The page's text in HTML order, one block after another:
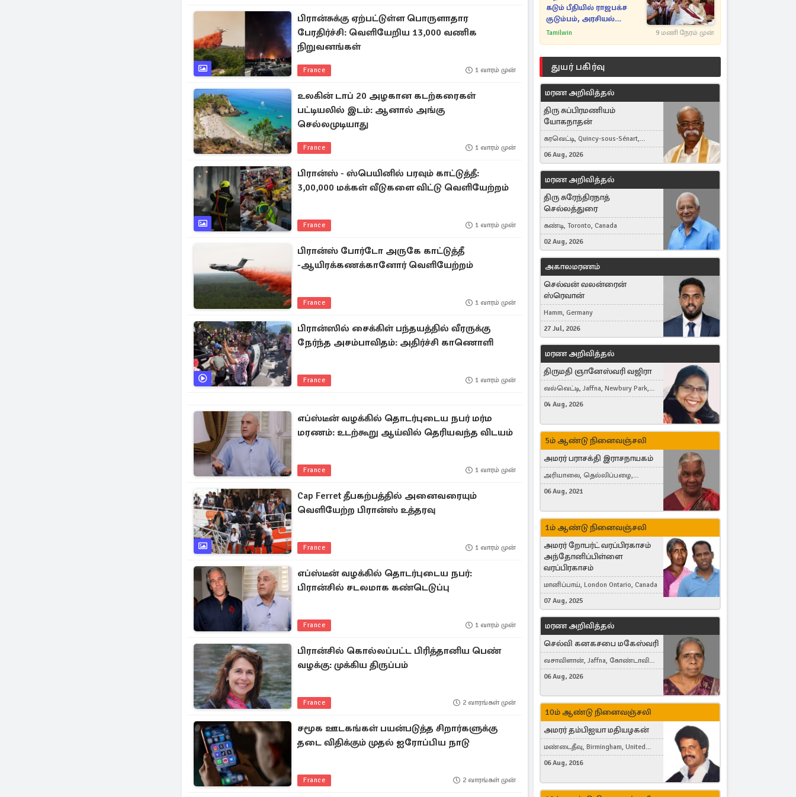
பிரான்சுக்கு ஏற்பட்டுள்ள பொருளாதார
பேரதிர்ச்சி: வெளியேறிய 13,000 வணிக
நிறுவனங்கள்
France 1 வாரம் முன்
உலகின் டாப் 20 அழகான கடற்கரைகள்
பட்டியலில் இடம்: ஆனால் அங்கு
செல்லமுடியாது
France 1 வாரம் முன்
பிரான்ஸ் - ஸ்பெயினில் பரவும் காட்டுத்தீ:
3,00,000 மக்கள் வீடுகளை விட்டு வெளியேற்றம்
France 1 வாரம் முன்
பிரான்ஸ் போர்டோ அருகே காட்டுத்தீ
-ஆயிரக்கணக்கானோர் வெளியேற்றம்
France 1 வாரம் முன்
பிரான்ஸில் சைக்கிள் பந்தயத்தில் வீரருக்கு
நேர்ந்த அசம்பாவிதம்: அதிர்ச்சி காணொளி
France 1 வாரம் முன்
எப்ஸ்டீன் வழக்கில் தொடர்புடைய நபர் மர்ம
மரணம்: உடற்கூறு ஆய்வில் தெரியவந்த விடயம்
France 1 வாரம் முன்
Cap Ferret தீபகற்பத்தில் அனைவரையும்
வெளியேற்ற பிரான்ஸ் உத்தரவு
France 1 வாரம் முன்
எப்ஸ்டீன் வழக்கில் தொடர்புடைய நபர்:
பிரான்சில் சடலமாக கண்டெடுப்பு
France 1 வாரம் முன்
பிரான்சில் கொல்லப்பட்ட பிரித்தானிய பெண்
வழக்கு: முக்கிய திருப்பம்
France 2 வாரங்கள் முன்
சமூக ஊடகங்கள் பயன்படுத்த சிறார்களுக்கு
தடை விதிக்கும் முதல் ஐரோப்பிய நாடு
France 2 வாரங்கள் முன்
கடும் பீதியில் ராஜபக்ச
குடும்பம், அரசியல்
நட்புகள்
Tamilwin 9 மணி நேரம் முன்
துயர் பகிர்வு
மரண அறிவித்தல்
திரு சுப்பிரமணியம்
யோகநாதன்
கரவெட்டி, Quincy-sous-Sénart,
France
06 Aug, 2026
மரண அறிவித்தல்
திரு சுரேந்திரநாத்
செல்லத்துரை
கண்டி, Toronto, Canada
02 Aug, 2026
அகாலமரணம்
செல்வன் வலன்ரைன்
ஸ்ரெவான்
Hamm, Germany
27 Jul, 2026
மரண அறிவித்தல்
திருமதி ஞானேஸ்வரி வஜிரா
வல்வெட்டி, Jaffna, Newbury Park,
United Kingdom
04 Aug, 2026
5ம் ஆண்டு நினைவஞ்சலி
அமரர் பராசக்தி இராசநாயகம்
அரியாலை, தெல்லிப்பழை,
Montreal, Canada
06 Aug, 2021
1ம் ஆண்டு நினைவஞ்சலி
அமரர் றோபர்ட் வரப்பிரகாசம்
அந்தோனிப்பிள்ளை
வரப்பிரகாசம்
மானிப்பாய், London Ontario, Canada
07 Aug, 2025
மரண அறிவித்தல்
செல்வி கனகசபை மகேஸ்வரி
வசாவிளான், Jaffna, கோண்டாவில்
கிழக்கு
06 Aug, 2026
10ம் ஆண்டு நினைவஞ்சலி
அமரர் தம்பிஐயா மதியழகன்
மண்டைதீவு, Birmingham, United
Kingdom
06 Aug, 2016